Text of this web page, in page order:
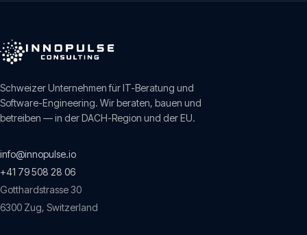
Schweizer Unternehmen für IT-Beratung und
Software-Engineering. Wir beraten, bauen und
betreiben — in der DACH-Region und der EU.
info@innopulse.io
+41 79 508 28 06
Gotthardstrasse 30
6300 Zug, Switzerland